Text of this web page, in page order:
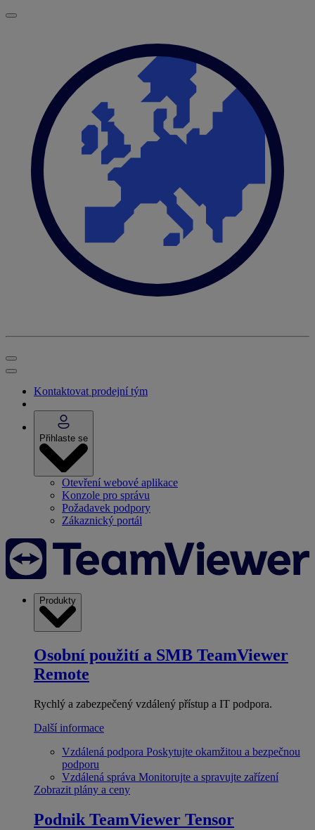
Kontaktovat prodejní tým
Přihlaste se
Otevření webové aplikace
Konzole pro správu
Požadavek podpory
Zákaznický portál
Produkty
Osobní použití a SMB TeamViewer
Remote
Rychlý a zabezpečený vzdálený přístup a IT podpora.
Další informace
Vzdálená podpora Poskytujte okamžitou a bezpečnou
podporu
Vzdálená správa Monitorujte a spravujte zařízení
Zobrazit plány a ceny
Podnik TeamViewer Tensor